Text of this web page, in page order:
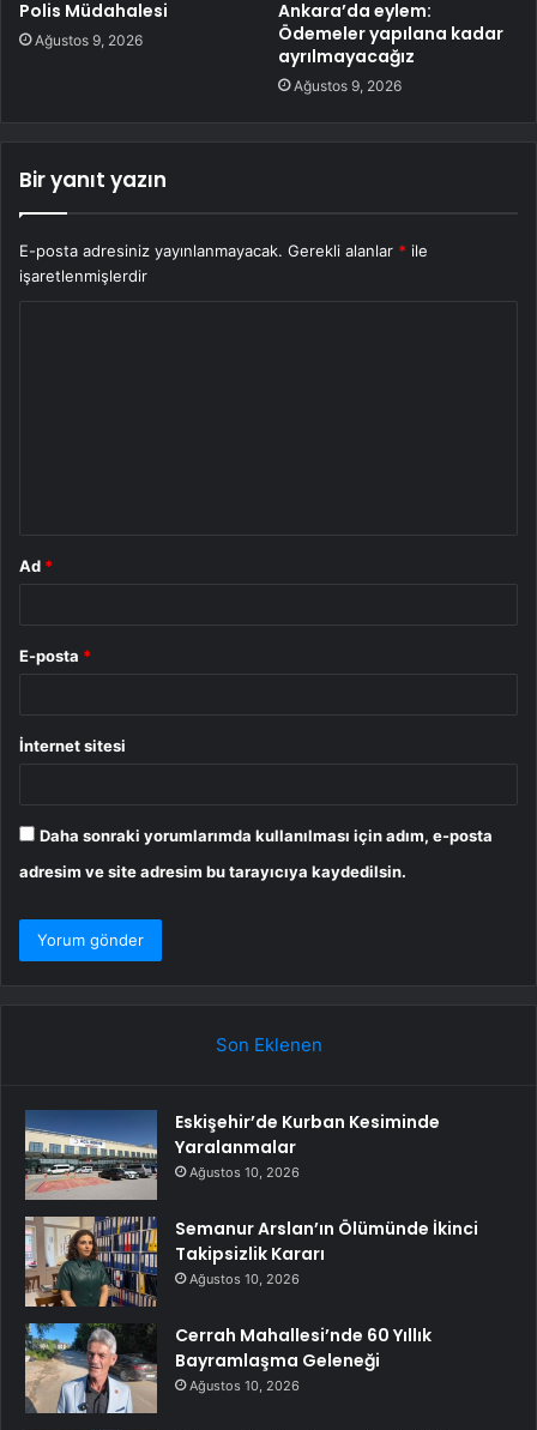
Polis Müdahalesi
Ağustos 9, 2026
Ankara’da eylem:
Ödemeler yapılana kadar
ayrılmayacağız
Ağustos 9, 2026
Bir yanıt yazın
E-posta adresiniz yayınlanmayacak. Gerekli alanlar * ile
işaretlenmişlerdir
Ad *
E-posta *
İnternet sitesi
Daha sonraki yorumlarımda kullanılması için adım, e-posta
adresim ve site adresim bu tarayıcıya kaydedilsin.
Son Eklenen
Eskişehir’de Kurban Kesiminde
Yaralanmalar
Ağustos 10, 2026
Semanur Arslan’ın Ölümünde İkinci
Takipsizlik Kararı
Ağustos 10, 2026
Cerrah Mahallesi’nde 60 Yıllık
Bayramlaşma Geleneği
Ağustos 10, 2026